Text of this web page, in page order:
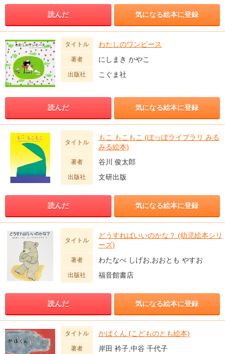
読んだ 気になる絵本に登録
タイトル わたしのワンピース
著者 にしまき かやこ
出版社 こぐま社
読んだ 気になる絵本に登録
タイトル
もこ もこもこ (ぽっぽライブラリ みる
みる絵本)
著者 谷川 俊太郎
出版社 文研出版
読んだ 気になる絵本に登録
タイトル
どうすればいいのかな？ (幼児絵本シリ
ーズ)
著者 わたなべ しげお,おおとも やすお
出版社 福音館書店
読んだ 気になる絵本に登録
タイトル かばくん (こどものとも絵本)
著者 岸田 衿子,中谷 千代子